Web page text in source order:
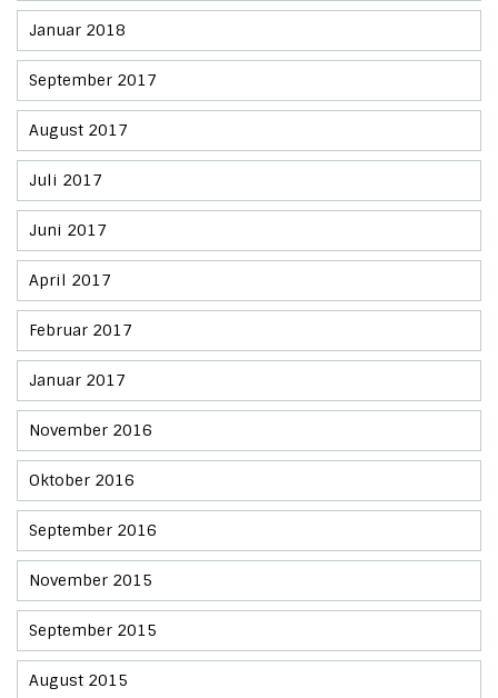
Januar 2018
September 2017
August 2017
Juli 2017
Juni 2017
April 2017
Februar 2017
Januar 2017
November 2016
Oktober 2016
September 2016
November 2015
September 2015
August 2015